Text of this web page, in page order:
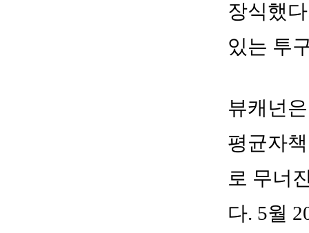
장식했
있는 투
뷰캐넌
평균자
로 무너
다. 5월